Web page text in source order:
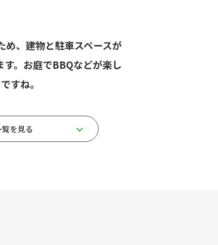
め、建物と駐車スペースが
。お庭でBBQなどが楽し
すね。
を見る